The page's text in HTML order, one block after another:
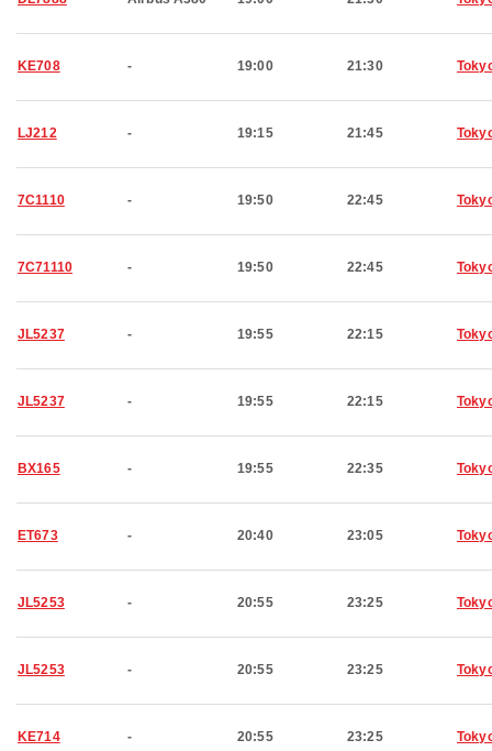
KE708 - 19:00 21:30
LJ212 - 19:15 21:45
7C1110 - 19:50 22:45
7C71110 - 19:50 22:45
JL5237 - 19:55 22:15
JL5237 - 19:55 22:15
BX165 - 19:55 22:35
ET673 - 20:40 23:05
JL5253 - 20:55 23:25
JL5253 - 20:55 23:25
KE714 - 20:55 23:25